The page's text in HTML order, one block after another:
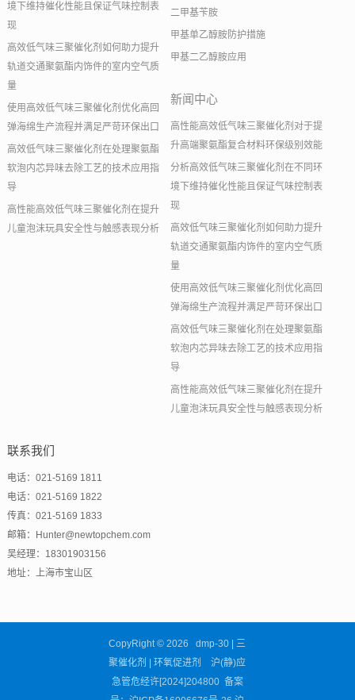
境下维持催化性能且保证气味控制表
现
高效低气味三聚催化剂如何助力提升
轨道交通聚氨酯内饰件的室内空气质
量
使用高效低气味三聚催化剂优化高回
弹海绵生产流程并满足严苛环保出口
高效低气味三聚催化剂在处理聚氨酯
软泡内芯异味去除工艺的技术应用指
导
高性能高效低气味三聚催化剂在提升
儿童泡沫玩具安全性与触感表现分析
二甲基苄胺
甲基单乙醇胺防护措施
甲基二乙醇胺应用
新闻中心
高性能高效低气味三聚催化剂对于提
升高端聚氨酯复合材料环保级别效能
分析高效低气味三聚催化剂在不同环
境下维持催化性能且保证气味控制表
现
高效低气味三聚催化剂如何助力提升
轨道交通聚氨酯内饰件的室内空气质
量
使用高效低气味三聚催化剂优化高回
弹海绵生产流程并满足严苛环保出口
高效低气味三聚催化剂在处理聚氨酯
软泡内芯异味去除工艺的技术应用指
导
高性能高效低气味三聚催化剂在提升
儿童泡沫玩具安全性与触感表现分析
联系我们
电话：021-5169 1811
电话：021-5169 1822
传真：021-5169 1833
邮箱：Hunter@newtopchem.com
吴经理：18301903156
地址：上海市宝山区
CopyRight © 2026 dmp-30 | 三
聚催化剂 | 环氧促进剂 沪(静)应
急管危经许[2024]204800 备案